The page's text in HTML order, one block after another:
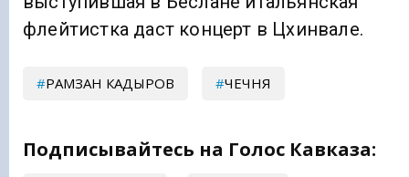
флейтистка даст концерт в Цхинвале.
РАМЗАН КАДЫРОВ ЧЕЧНЯ
Подписывайтесь на Голос Кавказа: